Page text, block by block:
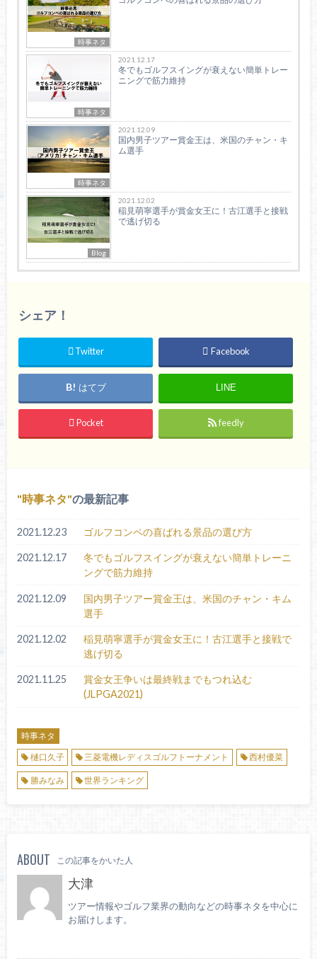
時事ネタ
時事ネタ
2021.12.17
冬でもゴルフスイングが衰えない簡単トレー
ニングで筋力維持
時事ネタ
2021.12.09
国内男子ツアー賞金王は、米国のチャン・キ
ム選手
Blog
2021.12.02
稲見萌寧選手が賞金女王に！古江選手と接戦
で逃げ切る
シェア！
Twitter Facebook
はてブ LINE
Pocket feedly
時事ネタ の最新記事
2021.12.23 ゴルフコンペの喜ばれる景品の選び方
2021.12.17
冬でもゴルフスイングが衰えない簡単トレーニ
ングで筋力維持
2021.12.09
国内男子ツアー賞金王は、米国のチャン・キム
選手
2021.12.02
稲見萌寧選手が賞金女王に！古江選手と接戦で
逃げ切る
2021.11.25
賞金女王争いは最終戦までもつれ込む
(JLPGA2021)
時事ネタ
樋口久子
三菱電機レディスゴルフトーナメント 西村優菜
勝みなみ 世界ランキング
ABOUT この記事をかいた人
大津
ツアー情報やゴルフ業界の動向などの時事ネタを中心に
お届けします。